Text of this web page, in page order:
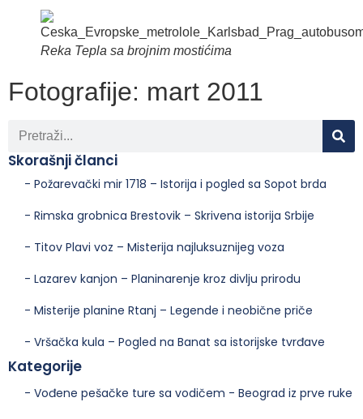
Reka Tepla sa brojnim mostićima
Fotografije: mart 2011
Skorašnji članci
- Požarevački mir 1718 – Istorija i pogled sa Sopot brda
- Rimska grobnica Brestovik – Skrivena istorija Srbije
- Titov Plavi voz – Misterija najluksuznijeg voza
- Lazarev kanjon – Planinarenje kroz divlju prirodu
- Misterije planine Rtanj – Legende i neobične priče
- Vršačka kula – Pogled na Banat sa istorijske tvrđave
Kategorije
- Vođene pešačke ture sa vodičem - Beograd iz prve ruke